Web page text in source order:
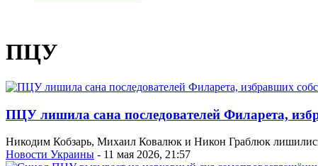
ПЦУ
ПЦУ лишила сана последователей Филарета,
Никодим Кобзарь, Михаил Ковалюк и Никон Граблюк
Новости Украины - 11 мая 2026, 21:57